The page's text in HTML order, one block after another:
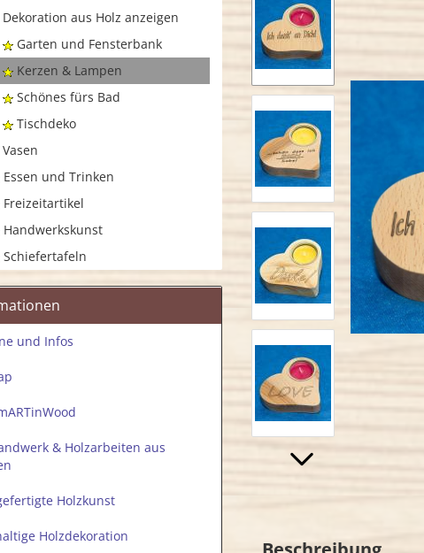
Dekoration aus Holz anzeigen
Garten und Fensterbank
Kerzen & Lampen
Schönes fürs Bad
Tischdeko
Vasen
Essen und Trinken
Freizeitartikel
Handwerkskunst
Schiefertafeln
und Infos
& Holzarbeiten aus
Holzkunst
Holzdekoration